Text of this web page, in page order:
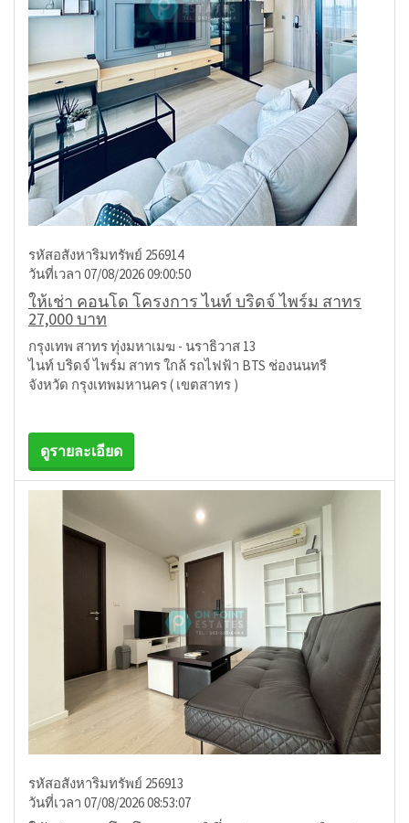
รหัสอสังหาริมทรัพย์ 256914
วันที่เวลา 07/08/2026 09:00:50
ให้เช่า คอนโด โครงการ ไนท์ บริดจ์ ไพร์ม สาทร
27,000 บาท
กรุงเทพ สาทร ทุ่งมหาเมฆ - นราธิวาส 13
ไนท์ บริดจ์ ไพร์ม สาทร ใกล้ รถไฟฟ้า BTS ช่องนนทรี
จังหวัด กรุงเทพมหานคร ( เขตสาทร )
ดูรายละเอียด
รหัสอสังหาริมทรัพย์ 256913
วันที่เวลา 07/08/2026 08:53:07